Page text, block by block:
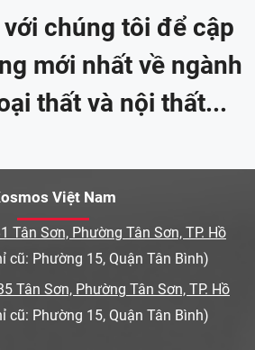
chúng tôi để cập
mới nhất về ngành
thất và nội thất...
Việt Nam
Tân Sơn, Phường Tân Sơn, TP. Hồ
cũ: Phường 15, Quận Tân Bình)
Tân Sơn, Phường Tân Sơn, TP. Hồ
cũ: Phường 15, Quận Tân Bình)